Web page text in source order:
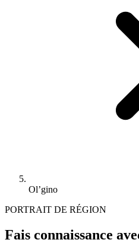
Ol’gino
PORTRAIT DE RÉGION
Fais connaissance